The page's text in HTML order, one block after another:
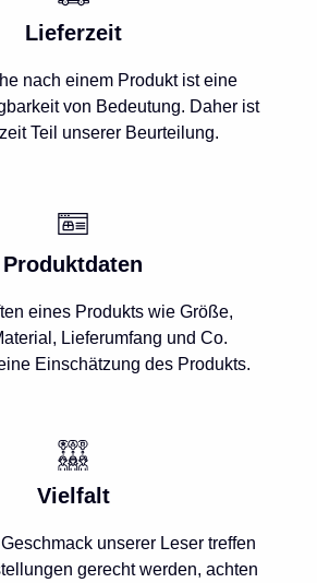
Lieferzeit
nach einem Produkt ist eine
von Bedeutung. Daher ist
Teil unserer Beurteilung.
Produktdaten
eines Produkts wie Größe,
Lieferumfang und Co.
Einschätzung des Produkts.
Vielfalt
unserer Leser treffen
gerecht werden, achten